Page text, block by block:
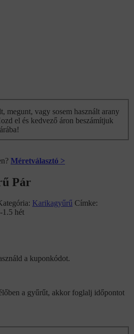
megunt, vagy sosem használt arany
el és kedvező áron beszámítjuk
Méretválasztó >
Pár
Karikagyűrű Címke:
1.5 hét
a kuponkódot.
a gyűrűt, akkor foglalj időpontot